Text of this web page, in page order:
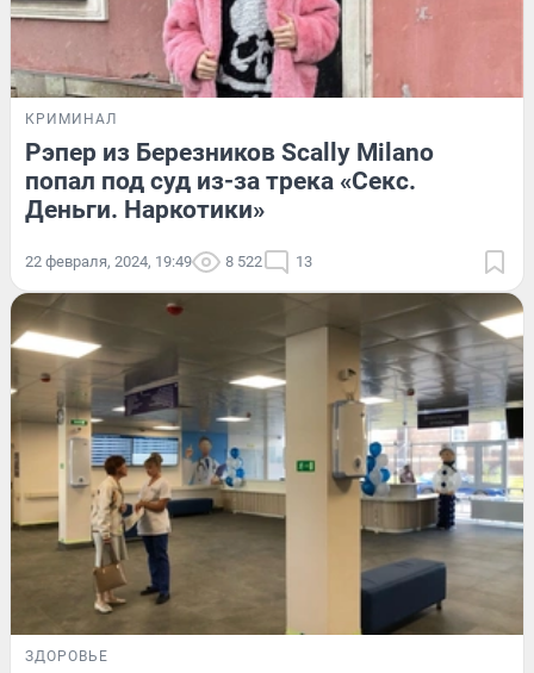
КРИМИНАЛ
Рэпер из Березников Scally Milano
попал под суд из-за трека «Секс.
Деньги. Наркотики»
22 февраля, 2024, 19:49 8 522 13
ЗДОРОВЬЕ